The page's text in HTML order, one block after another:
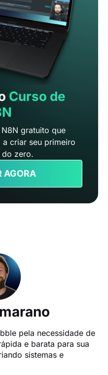
Curso de
gratuito que
criar seu primeiro
do zero.
AGORA
pela necessidade de
e barata para sua
sistemas e